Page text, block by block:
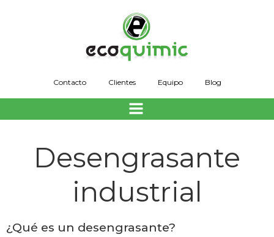
al
contenido
Contacto Clientes Equipo Blog
Desengrasante
industrial
¿Qué es un desengrasante?